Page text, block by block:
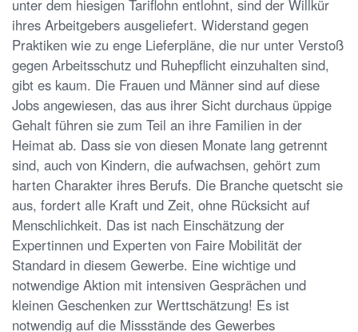
unter dem hiesigen Tariflohn entlohnt, sind der Willkür
ihres Arbeitgebers ausgeliefert. Widerstand gegen
Praktiken wie zu enge Lieferpläne, die nur unter Verstoß
gegen Arbeitsschutz und Ruhepflicht einzuhalten sind,
gibt es kaum. Die Frauen und Männer sind auf diese
Jobs angewiesen, das aus ihrer Sicht durchaus üppige
Gehalt führen sie zum Teil an ihre Familien in der
Heimat ab. Dass sie von diesen Monate lang getrennt
sind, auch von Kindern, die aufwachsen, gehört zum
harten Charakter ihres Berufs. Die Branche quetscht sie
aus, fordert alle Kraft und Zeit, ohne Rücksicht auf
Menschlichkeit. Das ist nach Einschätzung der
Expertinnen und Experten von Faire Mobilität der
Standard in diesem Gewerbe. Eine wichtige und
notwendige Aktion mit intensiven Gesprächen und
kleinen Geschenken zur Werttschätzung! Es ist
notwendig auf die Missstände des Gewerbes